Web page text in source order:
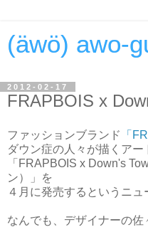
(äwö) awo-
2012-02-17
FRAPBOIS x
ファッションブランド 「
ダウン症の人々が描くアー
「FRAPBOIS x Down's
ン）」を
４月に発売するというニュ
なんでも、デザイナーの佐